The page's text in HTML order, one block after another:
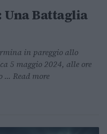
Una Battaglia
in pareggio allo
5 maggio 2024, alle ore
Read more